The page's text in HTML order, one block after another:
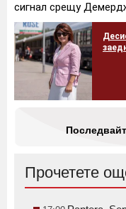
сигнал срещу
Прочетете